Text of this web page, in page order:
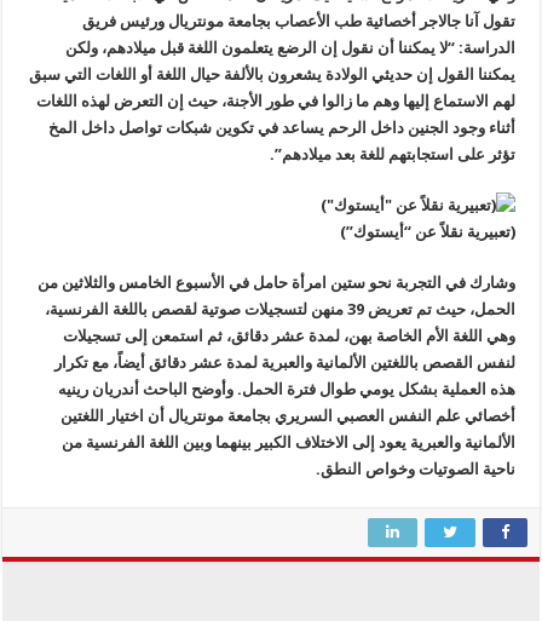
تقول آنا جالاجر أخصائية طب الأعصاب بجامعة مونتريال ورئيس فريق
الدراسة: “لا يمكننا أن نقول إن الرضع يتعلمون اللغة قبل ميلادهم، ولكن
يمكننا القول إن حديثي الولادة يشعرون بالألفة حيال اللغة أو اللغات التي سبق
لهم الاستماع إليها وهم ما زالوا في طور الأجنة، حيث إن التعرض لهذه اللغات
أثناء وجود الجنين داخل الرحم يساعد في تكوين شبكات تواصل داخل المخ
تؤثر على استجابتهم للغة بعد ميلادهم”.
(تعبيرية نقلاً عن “أيستوك”)
وشارك في التجربة نحو ستين امرأة حامل في الأسبوع الخامس والثلاثين من
الحمل، حيث تم تعريض 39 منهن لتسجيلات صوتية لقصص باللغة الفرنسية،
وهي اللغة الأم الخاصة بهن، لمدة عشر دقائق، ثم استمعن إلى تسجيلات
لنفس القصص باللغتين الألمانية والعبرية لمدة عشر دقائق أيضاً، مع تكرار
هذه العملية بشكل يومي طوال فترة الحمل. وأوضح الباحث أندريان رينيه
أخصائي علم النفس العصبي السريري بجامعة مونتريال أن اختيار اللغتين
الألمانية والعبرية يعود إلى الاختلاف الكبير بينهما وبين اللغة الفرنسية من
ناحية الصوتيات وخواص النطق.